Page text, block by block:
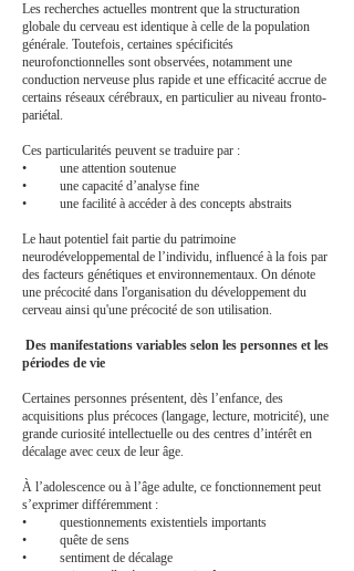
Les recherches actuelles montrent que la structuration
globale du cerveau est identique à celle de la population
générale. Toutefois, certaines spécificités
neurofonctionnelles sont observées, notamment une
conduction nerveuse plus rapide et une efficacité accrue de
certains réseaux cérébraux, en particulier au niveau fronto-
pariétal.
Ces particularités peuvent se traduire par :
• une attention soutenue
• une capacité d’analyse fine
• une facilité à accéder à des concepts abstraits
Le haut potentiel fait partie du patrimoine
neurodéveloppemental de l’individu, influencé à la fois par
des facteurs génétiques et environnementaux. On dénote
une précocité dans l'organisation du développement du
cerveau ainsi qu'une précocité de son utilisation.
​ Des manifestations variables selon les personnes et les
périodes de vie
Certaines personnes présentent, dès l’enfance, des
acquisitions plus précoces (langage, lecture, motricité), une
grande curiosité intellectuelle ou des centres d’intérêt en
décalage avec ceux de leur âge.
À l’adolescence ou à l’âge adulte, ce fonctionnement peut
s’exprimer différemment :
• questionnements existentiels importants
• quête de sens
• sentiment de décalage